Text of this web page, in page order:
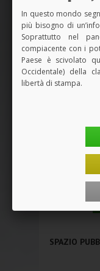
SPAZIO
In questo mondo
più bisogno di
Soprattutto nel
compiacente con i
Paese è scivolato
Occidentale) della
libertà di stampa.